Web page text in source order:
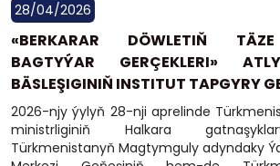
28/04/2026
«BERKARAR DÖWLETIŇ
BAGTYÝAR GERÇEKLERI»
BÄSLEŞIGINIŇ INSTITUT TAPGYRY
2026-njy ýylyň 28-nji aprelinde
ministrliginiň Halkara
Türkmenistanyň Magtymguly adyndaky